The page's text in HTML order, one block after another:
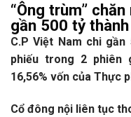
“Ông trùm”
gần 500 tỷ
C.P Việt Nam chi
phiếu trong 2 phiên
16,56% vốn của Thực
Cổ đông nội liên tục